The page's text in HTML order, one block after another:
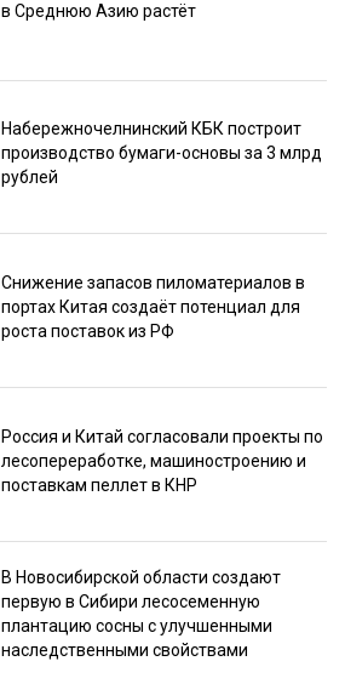
в Среднюю Азию растёт
Набережночелнинский КБК построит
производство бумаги-основы за 3 млрд
рублей
Снижение запасов пиломатериалов в
портах Китая создаёт потенциал для
роста поставок из РФ
Россия и Китай согласовали проекты по
лесопереработке, машиностроению и
поставкам пеллет в КНР
В Новосибирской области создают
первую в Сибири лесосеменную
плантацию сосны с улучшенными
наследственными свойствами